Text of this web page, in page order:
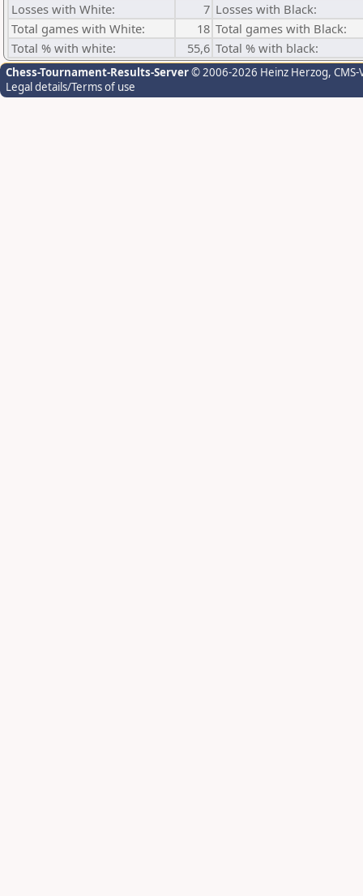
Losses with White:
7 Losses with Black:
Total games with White:
18 Total games with Black:
Total % with white:
55,6 Total % with black:
Chess-Tournament-Results-Server© 2006-2026 Heinz Herzog,
Legal details/Terms of use